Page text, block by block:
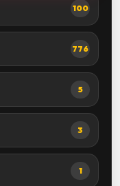
100
776
5
3
1